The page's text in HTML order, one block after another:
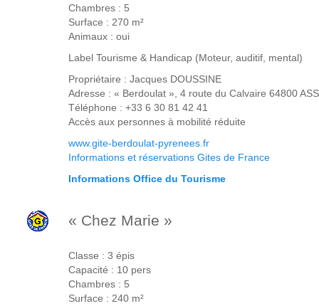
Chambres : 5
Surface : 270 m²
Animaux : oui
Label Tourisme & Handicap (Moteur, auditif, mental)
Propriétaire : Jacques DOUSSINE
Adresse : « Berdoulat », 4 route du Calvaire 64800
Téléphone : +33 6 30 81 42 41
Accès aux personnes à mobilité réduite
www.gite-berdoulat-pyrenees.fr
Informations et réservations Gites de France
Informations Office du Tourisme
« Chez Marie »
Classe : 3 épis
Capacité : 10 pers
Chambres : 5
Surface : 240 m²